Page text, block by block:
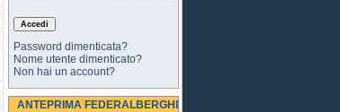
Password dimenticata?
Nome utente dimenticato?
Non hai un account?
ANTEPRIMA FEDERALBERGHI